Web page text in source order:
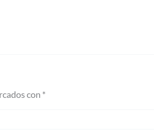
con *